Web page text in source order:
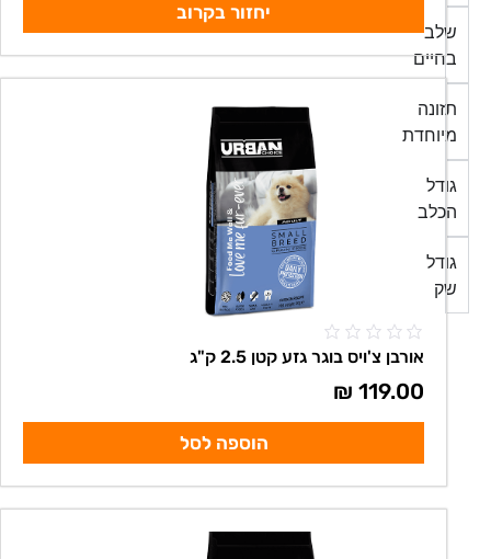
שלב
בחיים
תזונה
מיוחדת
גודל
הכלב
גודל
שק
יחזור בקרוב
אורבן צ'ויס בוגר גזע קטן 2.5 ק"ג
119.00
₪
הוספה לסל